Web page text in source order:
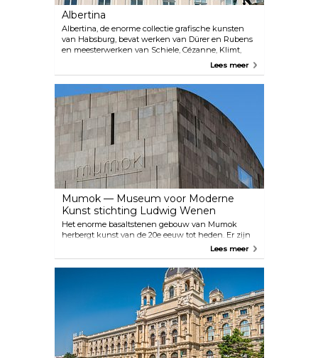
Albertina
Albertina, de enorme collectie grafische kunsten
van Habsburg, bevat werken van Dürer en Rubens
en meesterwerken van Schiele, Cézanne, Klimt,
Kokoschka, Picasso en Rauschenberg. De
ontwikkeling van Monet en Picasso naar Gerhard
Richter en Georg Baselitz en presenteert
hoogtepunten uit de laatste 130 jaar
kunstgeschiedenis. Albertina heeft ook een
collectie architecturale werken en foto's (waaronder
Helmut Newton en Lisette Model), die te zien zijn
in speciale tentoonstellingen.
Lees meer
Mumok — Museum voor Moderne
Kunst stichting Ludwig Wenen
Het enorme basaltstenen gebouw van Mumok
herbergt kunst van de 20e eeuw tot heden. Er zijn
wisselende exposities van alles van klassieke
moderne kunst tot de essentiële artistieke genres
van de jaren 60 en 70, tot hedendaagse
kunstwerken uit de wereld van film, fotografie en
video. Sinds 2011 is hier ook een bioscoop gevestigd,
ontworpen door de kunstenaar Heimo Zobernig,
die zich richt op de relatie tussen beeldende kunst
Lees meer